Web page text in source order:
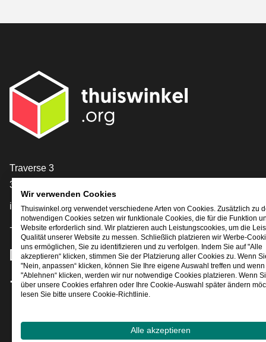
[_General:Contact]
Traverse 3
3905 NL Veenendaal
info@thuiswinkel.org
+31 (0)318 64 85 75
[_General:SocialMediaTitle]
Facebook
X LinkedIn
Instagram
YouTube
Wir verwenden Cookies
Thuiswinkel.org verwendet verschiedene Arten von Cookies. Zusätzlich zu
notwendigen Cookies setzen wir funktionale Cookies, die für die Funktion
Website erforderlich sind. Wir platzieren auch Leistungscookies, um die
Qualität unserer Website zu messen. Schließlich platzieren wir Werbe-
uns ermöglichen, Sie zu identifizieren und zu verfolgen. Indem Sie auf "Alle
akzeptieren“ klicken, stimmen Sie der Platzierung aller Cookies zu. Wenn
"Nein, anpassen“ klicken, können Sie Ihre eigene Auswahl treffen und
"Ablehnen“ klicken, werden wir nur notwendige Cookies platzieren. Wenn
über unsere Cookies erfahren oder Ihre Cookie-Auswahl später ändern
lesen Sie bitte unsere Cookie-Richtlinie.
Alle akzeptieren